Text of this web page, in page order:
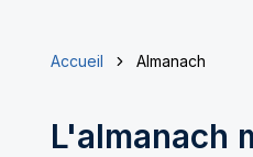
Accueil Almanach
L'almanach